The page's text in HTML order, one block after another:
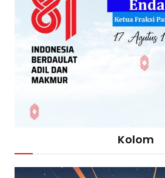
Kolom